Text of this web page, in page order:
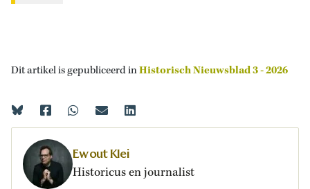
Dit artikel is gepubliceerd inHistorisch Nieuwsblad 3 - 2026
Ewout Klei
Historicus en journalist